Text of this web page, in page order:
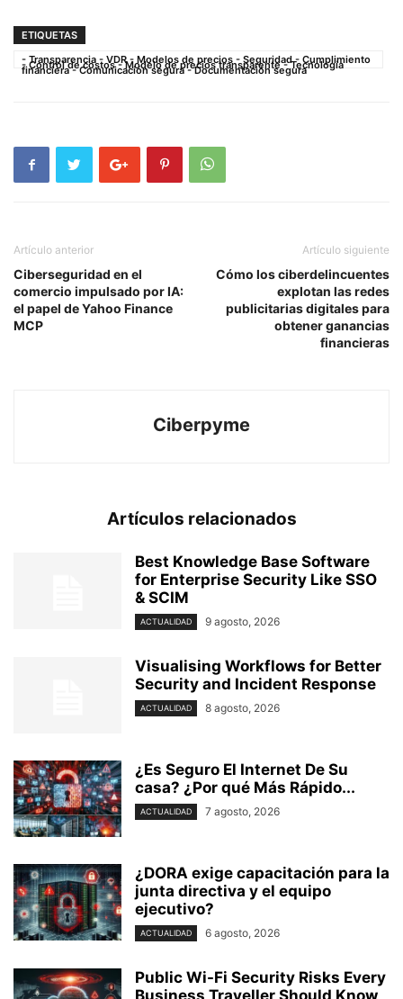
ETIQUETAS
- Transparencia - VDR - Modelos de precios - Seguridad - Cumplimiento
- Control de costos - Modelo de precios transparente - Tecnología
financiera - Comunicación segura - Documentación segura
Artículo anterior
Ciberseguridad en el
comercio impulsado por IA:
el papel de Yahoo Finance
MCP
Artículo siguiente
Cómo los ciberdelincuentes
explotan las redes
publicitarias digitales para
obtener ganancias
financieras
Ciberpyme
Artículos relacionados
Best Knowledge Base Software
for Enterprise Security Like SSO
& SCIM
ACTUALIDAD 9 agosto, 2026
Visualising Workflows for Better
Security and Incident Response
ACTUALIDAD 8 agosto, 2026
¿Es Seguro El Internet De Su
casa? ⁢¿Por qué Más Rápido...
ACTUALIDAD 7 agosto, 2026
¿DORA exige capacitación para la
junta directiva y el equipo
ejecutivo?
ACTUALIDAD 6 agosto, 2026
Public Wi-Fi Security Risks Every